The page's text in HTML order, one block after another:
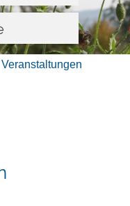
Veranstaltungen